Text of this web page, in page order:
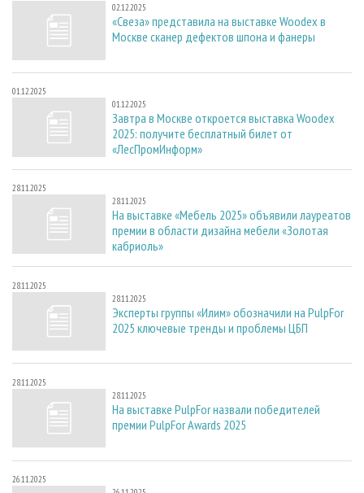
02.12.2025
«Свеза» представила на выставке Woodex в
Москве сканер дефектов шпона и фанеры
01.12.2025
01.12.2025
Завтра в Москве откроется выставка Woodex
2025: получите бесплатный билет от
«ЛесПромИнформ»
28.11.2025
28.11.2025
На выставке «Мебель 2025» объявили лауреатов
премии в области дизайна мебели «Золотая
кабриоль»
28.11.2025
28.11.2025
Эксперты группы «Илим» обозначили на PulpFor
2025 ключевые тренды и проблемы ЦБП
28.11.2025
28.11.2025
На выставке PulpFor назвали победителей
премии PulpFor Awards 2025
26.11.2025